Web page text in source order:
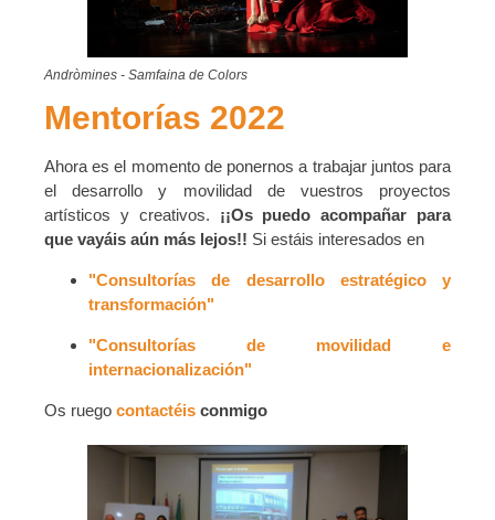
Andròmines - Samfaina de Colors
Mentorías 2022
Ahora es el momento de ponernos a trabajar juntos para
el desarrollo y movilidad de vuestros proyectos
artísticos y creativos. ¡¡Os puedo acompañar para
que vayáis aún más lejos!! Si estáis interesados en
"Consultorías de desarrollo estratégico y
transformación"
"Consultorías de movilidad e
internacionalización"
Os ruego contactéis conmigo